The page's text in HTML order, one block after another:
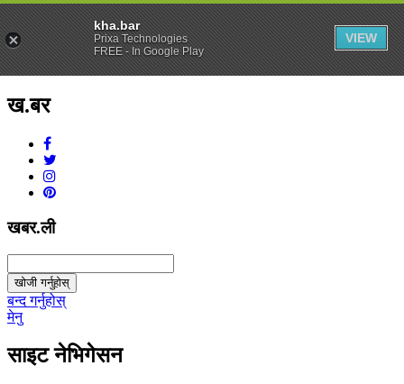
ख.बर
खबर.ली
खोजी गर्नुहोस्
बन्द गर्नुहोस्
मेनु
साइट नेभिगेसन
kha.bar
Prixa Technologies
FREE - In Google Play
VIEW